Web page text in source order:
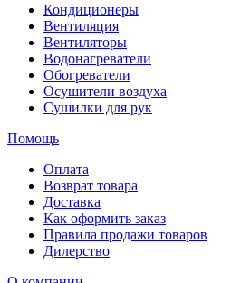
Кондиционеры
Вентиляция
Вентиляторы
Водонагреватели
Обогреватели
Осушители воздуха
Сушилки для рук
Помощь
Оплата
Возврат товара
Доставка
Как оформить заказ
Правила продажи товаров
Дилерство